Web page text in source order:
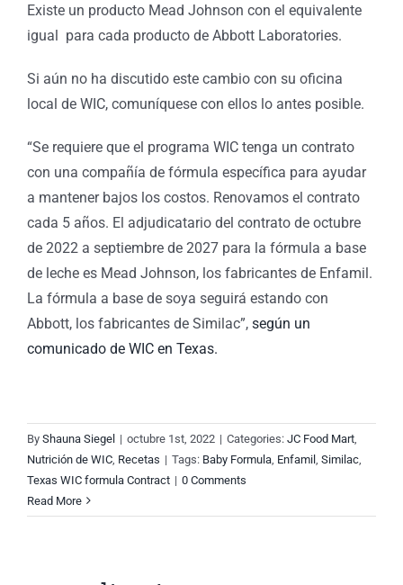
Existe un producto Mead Johnson con el equivalente
igual para cada producto de Abbott Laboratories.
Si aún no ha discutido este cambio con su oficina
local de WIC, comuníquese con ellos lo antes posible.
“Se requiere que el programa WIC tenga un contrato
con una compañía de fórmula específica para ayudar
a mantener bajos los costos. Renovamos el contrato
cada 5 años. El adjudicatario del contrato de octubre
de 2022 a septiembre de 2027 para la fórmula a base
de leche es Mead Johnson, los fabricantes de Enfamil.
La fórmula a base de soya seguirá estando con
Abbott, los fabricantes de Similac”, según un
comunicado de WIC en Texas.
By Shauna Siegel | octubre 1st, 2022 | Categories: JC Food Mart
Nutrición de WIC Recetas | Tags: Baby Formula Enfamil Similac
Texas WIC formula Contract | 0 Comments
Read More